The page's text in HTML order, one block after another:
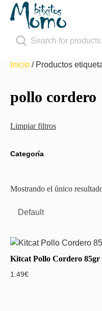
Inicio / Productos
pollo cordero
Limpiar filtros
Categoría
Mostrando el único
Default
Kitcat Pollo Cordero 85gr
1.49€